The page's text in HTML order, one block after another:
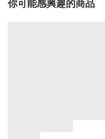
你可能感興趣的商品